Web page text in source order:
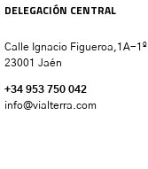
DELEGACIÓN CENTRAL
Calle Ignacio Figueroa,1A-1º
23001 Jaén
+34 953 750 042
info@vialterra.com